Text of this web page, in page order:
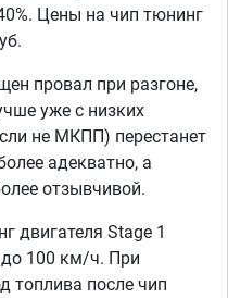
Цены на чип тюнинг
провал при разгоне,
уже с низких
не МКПП) перестанет
адекватно, а
отзывчивой.
двигателя Stage 1
100 км/ч. При
топлива после чип